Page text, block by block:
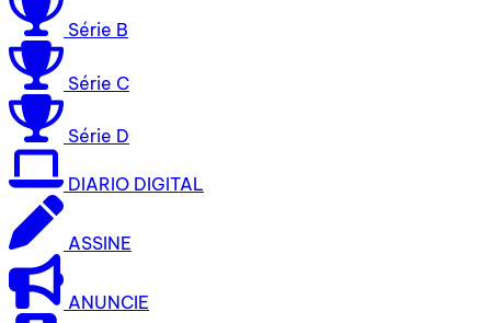
Série B
Série C
Série D
DIARIO DIGITAL
ASSINE
ANUNCIE